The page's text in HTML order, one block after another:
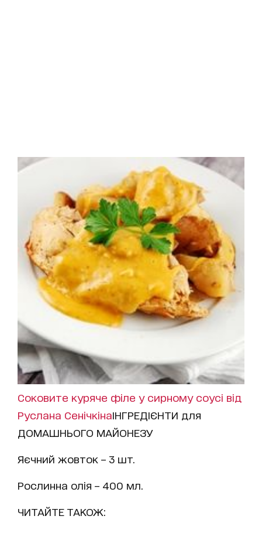
Соковите куряче філе у сирному соусі від
Руслана СенічкінаІНГРЕДІЄНТИ для
ДОМАШНЬОГО МАЙОНЕЗУ
Яєчний жовток – 3 шт.
Рослинна олія – 400 мл.
ЧИТАЙТЕ ТАКОЖ: